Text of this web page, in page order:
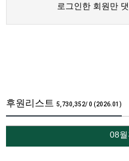
로그인한 회원만
후원리스트 5,730,352/ 0 (2026.01)
08월후